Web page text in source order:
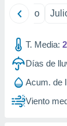
Junio
T. Media:
Días de
Acum. de
Viento